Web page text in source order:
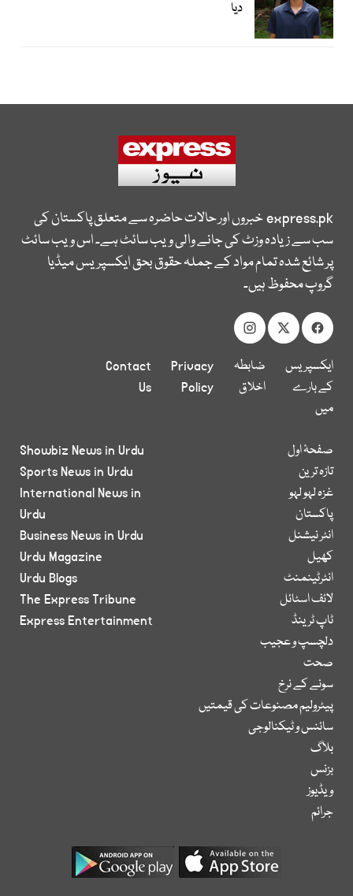
دیا
express.pkخبروں اور حالات حاضرہ سے متعلق پاکستان کی
سب سے زیادہ وزٹ کی جانے والی ویب سائٹ ہے۔ اس ویب سائٹ
پر شائع شدہ تمام مواد کے جملہ حقوق بحق ایکسپریس میڈیا
گروپ محفوظ ہیں۔
ایکسپریس
کے بارے
میں
ضابطہ
اخلاق
Privacy
Policy
Contact
Us
صفحۂ اول
تازہ ترین
غزہ لہو لہو
پاکستان
انٹر نیشنل
کھیل
انٹرٹینمنٹ
لائف اسٹائل
ٹاپ ٹرینڈ
دلچسپ و عجیب
صحت
سونے کے نرخ
پیٹرولیم مصنوعات کی قیمتیں
سائنس و ٹیکنالوجی
بلاگ
بزنس
ویڈیوز
جرائم
Showbiz News in Urdu
Sports News in Urdu
International News in
Urdu
Business News in Urdu
Urdu Magazine
Urdu Blogs
The Express Tribune
Express Entertainment